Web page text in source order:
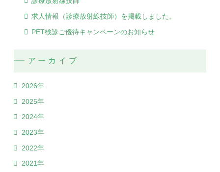
求人情報（診療放射線技師）を掲載しました。
PET検診ご優待キャンペーンのお知らせ
アーカイブ
2026年
2025年
2024年
2023年
2022年
2021年